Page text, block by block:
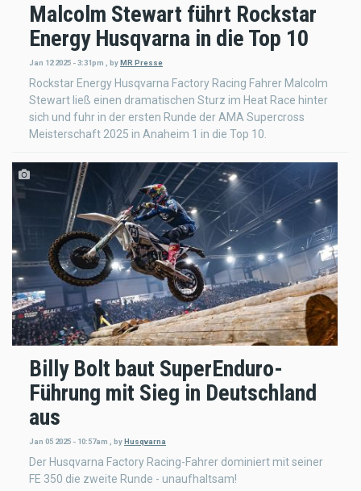
Malcolm Stewart führt Rockstar
Energy Husqvarna in die Top 10
Jan 12 2025 - 3:31pm byMR Presse
Rockstar Energy Husqvarna Factory Racing Fahrer Malcolm
Stewart ließ einen dramatischen Sturz im Heat Race hinter
sich und fuhr in der ersten Runde der AMA Supercross
Meisterschaft 2025 in Anaheim 1 in die Top 10.
Billy Bolt baut SuperEnduro-
Führung mit Sieg in Deutschland
aus
Jan 05 2025 - 10:57am byHusqvarna
Der Husqvarna Factory Racing-Fahrer dominiert mit seiner
FE 350 die zweite Runde - unaufhaltsam!